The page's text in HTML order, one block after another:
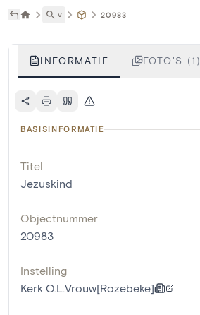
˅ 20983
INFORMATIE FOTO'S (1)
BASISINFORMATIE
Titel
Jezuskind
Objectnummer
20983
Instelling
Kerk O.L.Vrouw[Rozebeke]